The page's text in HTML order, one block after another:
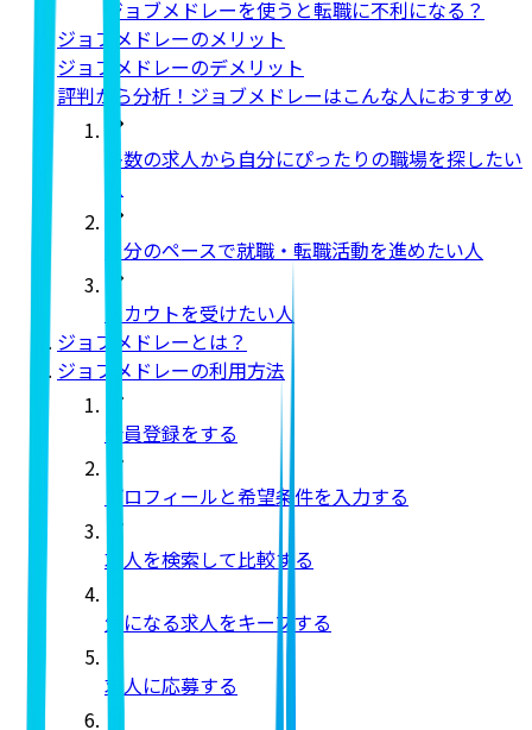
ジョブメドレーを使うと転職に不利になる？
ジョブメドレーのメリット
ジョブメドレーのデメリット
評判から分析！ジョブメドレーはこんな人におすすめ
多数の求人から自分にぴったりの職場を探したい
人
自分のペースで就職・転職活動を進めたい人
スカウトを受けたい人
ジョブメドレーとは？
ジョブメドレーの利用方法
会員登録をする
プロフィールと希望条件を入力する
求人を検索して比較する
気になる求人をキープする
求人に応募する